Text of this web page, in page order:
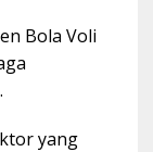
Bola Voli
yang